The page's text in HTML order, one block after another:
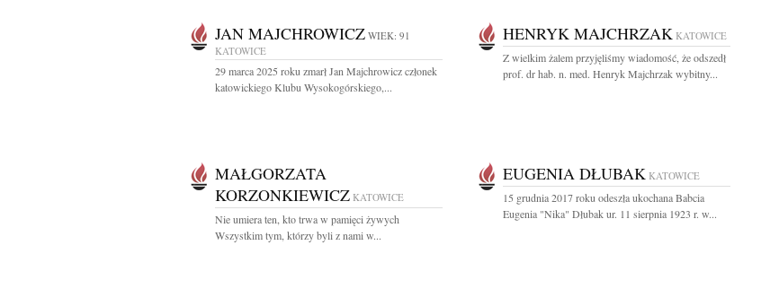
JAN MAJCHROWICZ WIEK: 91
KATOWICE
29 marca 2025 roku zmarł Jan Majchrowicz członek
katowickiego Klubu Wysokogórskiego,...
HENRYK MAJCHRZAK KATOWICE
Z wielkim żalem przyjęliśmy wiadomość, że odszedł
prof. dr hab. n. med. Henryk Majchrzak wybitny...
MAŁGORZATA
KORZONKIEWICZ KATOWICE
Nie umiera ten, kto trwa w pamięci żywych
Wszystkim tym, którzy byli z nami w...
EUGENIA DŁUBAK KATOWICE
15 grudnia 2017 roku odeszła ukochana Babcia
Eugenia "Nika" Dłubak ur. 11 sierpnia 1923 r. w...